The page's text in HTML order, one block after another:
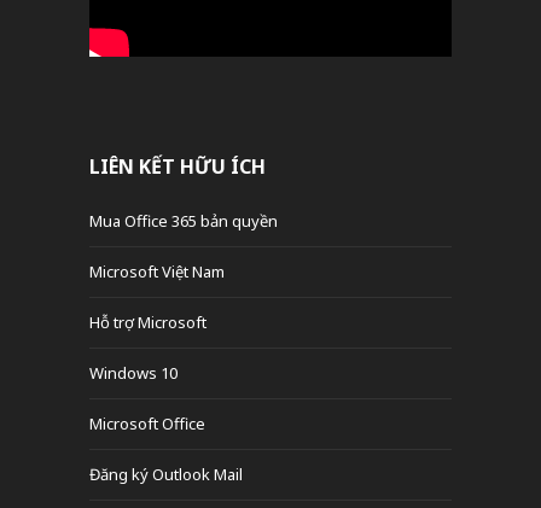
LIÊN KẾT HỮU ÍCH
Mua Office 365 bản quyền
Microsoft Việt Nam
Hỗ trợ Microsoft
Windows 10
Microsoft Office
Đăng ký Outlook Mail